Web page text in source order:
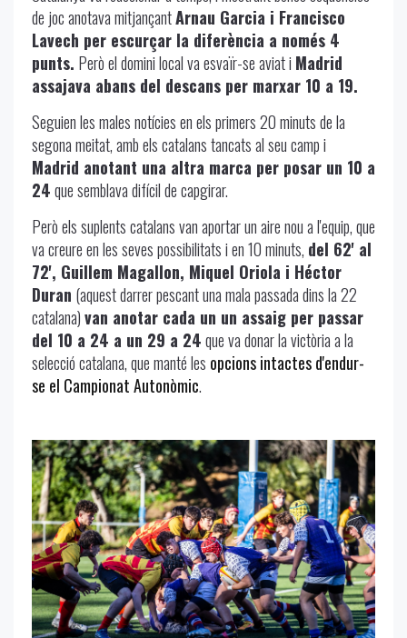
de joc anotava mitjançantArnau Garcia i Francisco
Lavech per escurçar la diferència a només 4
punts. Però el domini local va esvaïr-se aviat i Madrid
assajava abans del descans per marxar 10 a 19.
Seguien les males notícies en els primers 20 minuts de la
segona meitat, amb els catalans tancats al seu camp i
Madrid anotant una altra marca per posar un 10 a
24que semblava difícil de capgirar.
Però els suplents catalans van aportar un aire nou a l'equip, que
va creure en les seves possibilitats i en 10 minuts, del 62' al
72', Guillem Magallon, Miquel Oriola i Héctor
Duran (aquest darrer pescant una mala passada dins la 22
catalana)van anotar cada un un assaig per passar
del 10 a 24 a un 29 a 24que va donar la victòria a la
selecció catalana, que manté les opcions intactes d'endur-
se el Campionat Autonòmic.